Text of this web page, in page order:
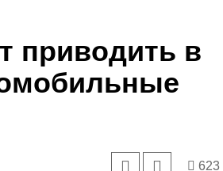
приводить в
623